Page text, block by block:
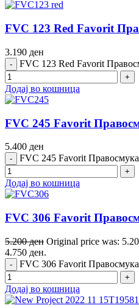
FVC 123 Red Favorit
3.190 ден
FVC 123 Red Favorit
Додај во кошница
FVC 245 Favorit
5.400 ден
FVC 245 Favorit
Додај во кошница
FVC 306 Favorit
5.200ден Original price was:
4.750 ден.
FVC 306 Favorit
Додај во кошница